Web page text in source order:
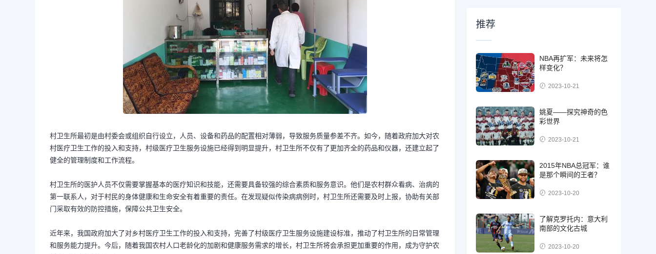
村卫生所最初是由村委会或组织自行设立，人员、设备和药品的配置相对薄弱，导致服务质量参差不齐。如今，随着政府加大对农
村医疗卫生工作的投入和支持，村级医疗卫生服务设施已经得到明显提升，村卫生所不仅有了更加齐全的药品和仪器，还建立起了
健全的管理制度和工作流程。
村卫生所的医护人员不仅需要掌握基本的医疗知识和技能，还需要具备较强的综合素质和服务意识。他们是农村群众看病、治病的
第一联系人，对于村民的身体健康和生命安全有着重要的责任。在发现疑似传染病病例时，村卫生所还需要及时上报，协助有关部
门采取有效的防控措施，保障公共卫生安全。
近年来，我国政府加大了对乡村医疗卫生工作的投入和支持，完善了村级医疗卫生服务设施建设标准，推动了村卫生所的日常管理
和服务能力提升。今后，随着我国农村人口老龄化的加剧和健康服务需求的增长，村卫生所将会承担更加重要的作用，成为守护农
推荐
NBA再扩军：未来将怎
样变化？
2023-10-21
姚夏——探究神奇的色
彩世界
2023-10-21
2015年NBA总冠军：谁
是那个瞬间的王者？
2023-10-20
了解克罗托内：意大利
南部的文化古城
2023-10-20